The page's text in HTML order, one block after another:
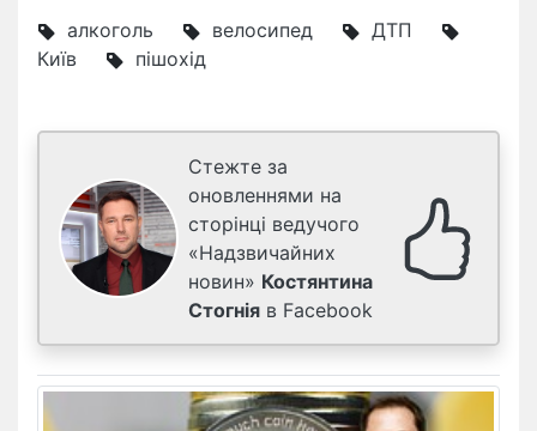
алкоголь велосипед
ДТП
Київ
пішохід
Стежте за
оновленнями на
сторінці ведучого
«Надзвичайних
новин» Костянтина
Стогнія в Facebook